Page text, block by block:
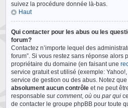
suivez la procédure donnée là-bas.
Haut
Qui contacter pour les abus ou les
forum?
Contactez n’importe lequel des
forum”. Si vous restez sans réponse alors
propriétaire du domaine (en faisant une
service gratuit est utilisé (exemple:
service de gestion ou des abus. Notez
absolument aucun contrôle et ne peut
responsable surcomment,où oupar qui
de contacter le groupe phpBB pour toute